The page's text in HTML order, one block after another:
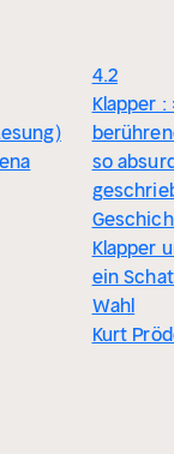
4.2
Klapper :
so
Klapper
ein
Wahl
Kurt